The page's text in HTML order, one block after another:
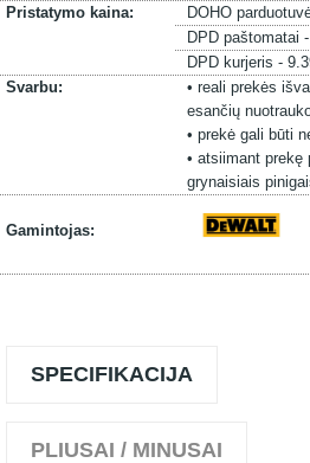
Pristatymo kaina:
DOHO
DPD paštomatai
DPD kurjeris -
Svarbu:
• reali prekės
esančių
• prekė gali būti
• atsiimant
grynaisiais
Gamintojas:
SPECIFIKACIJA
PLIUSAI / MINUSAI